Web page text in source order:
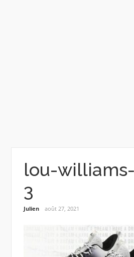
lou-
3
Julien août 27, 2021